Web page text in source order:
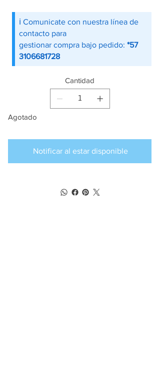
ℹ️ Comunicate con nuestra línea de
contacto para
gestionar compra bajo pedido: *57
3106681728
Cantidad
Agotado
Notificar al estar disponible